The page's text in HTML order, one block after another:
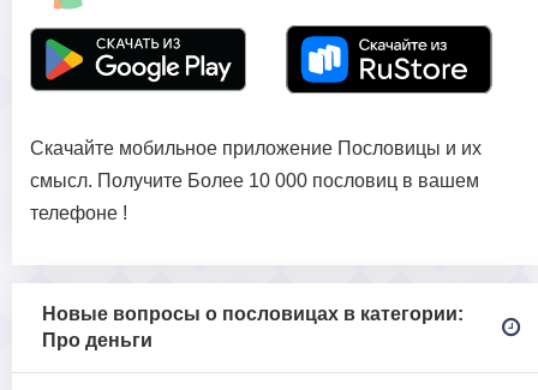
Скачайте мобильное приложение Пословицы и их
смысл. Получите Более 10 000 пословиц в вашем
телефоне !
Новые вопросы о пословицах в категории:
Про деньги